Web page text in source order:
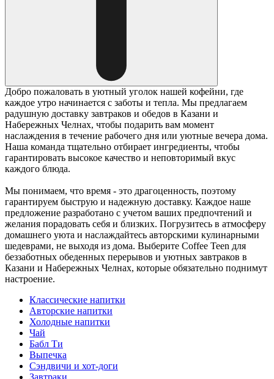
Добро пожаловать в уютный уголок нашей кофейни, где
каждое утро начинается с заботы и тепла. Мы предлагаем
радушную доставку завтраков и обедов в Казани и
Набережных Челнах, чтобы подарить вам момент
наслаждения в течение рабочего дня или уютные вечера дома.
Наша команда тщательно отбирает ингредиенты, чтобы
гарантировать высокое качество и неповторимый вкус
каждого блюда.
Мы понимаем, что время - это драгоценность, поэтому
гарантируем быструю и надежную доставку. Каждое наше
предложение разработано с учетом ваших предпочтений и
желания порадовать себя и близких. Погрузитесь в атмосферу
домашнего уюта и наслаждайтесь авторскими кулинарными
шедеврами, не выходя из дома. Выберите Coffee Teen для
беззаботных обеденных перерывов и уютных завтраков в
Казани и Набережных Челнах, которые обязательно поднимут
настроение.
Классические напитки
Авторские напитки
Холодные напитки
Чай
Бабл Ти
Выпечка
Сэндвичи и хот-доги
Завтраки